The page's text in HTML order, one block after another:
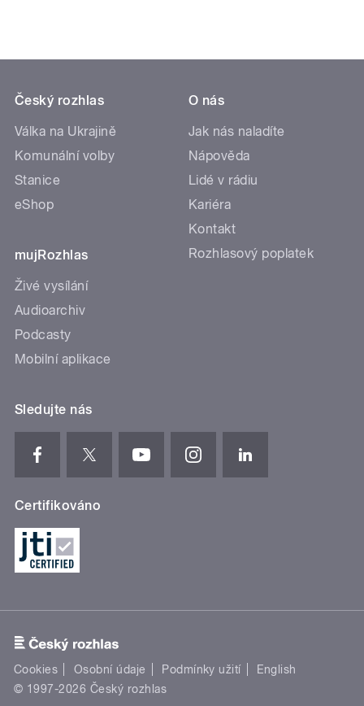
Český rozhlas
Válka na Ukrajině
Komunální volby
Stanice
eShop
mujRozhlas
Živé vysílání
Audioarchiv
Podcasty
Mobilní aplikace
O nás
Jak nás naladíte
Nápověda
Lidé v rádiu
Kariéra
Kontakt
Rozhlasový poplatek
Sledujte nás
Certifikováno
Cookies Osobní údaje Podmínky užití
English
© 1997-2026 Český rozhlas